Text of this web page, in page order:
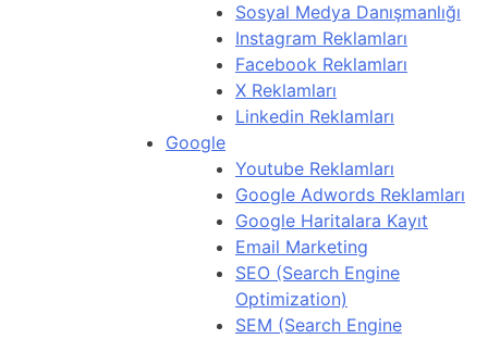
Sosyal Medya Danışmanlığı
Instagram Reklamları
Facebook Reklamları
X Reklamları
Linkedin Reklamları
Google
Youtube Reklamları
Google Adwords Reklamları
Google Haritalara Kayıt
Email Marketing
SEO (Search Engine
Optimization)
SEM (Search Engine